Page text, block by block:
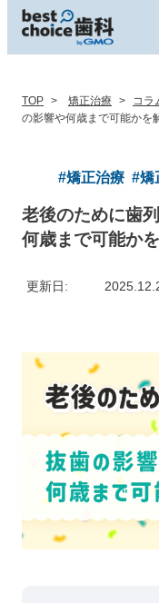
TOP 矯正治療 コラ
の影響や何歳まで可能かを
#矯正治療 #矯
老後のために歯
何歳まで可能か
更新日